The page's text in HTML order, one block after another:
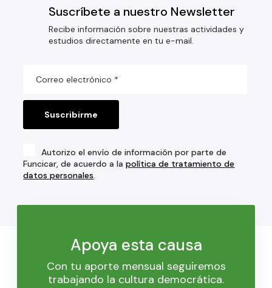
Suscríbete a nuestro Newsletter
Recibe información sobre nuestras actividades y
estudios directamente en tu e-mail.
Autorizo el envío de información por parte de
Funcicar, de acuerdo a lapolítica de tratamiento de
datos personales.
Apoya esta causa
Con tu aporte mensual seguiremos
trabajando la cultura democrática.